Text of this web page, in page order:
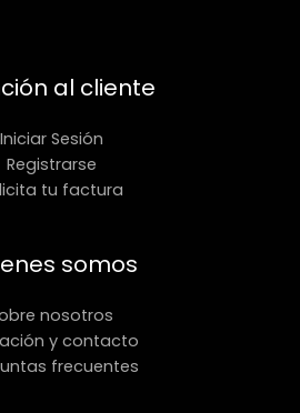
al cliente
Iniciar Sesión
Registrarse
tu factura
somos
nosotros
y contacto
frecuentes